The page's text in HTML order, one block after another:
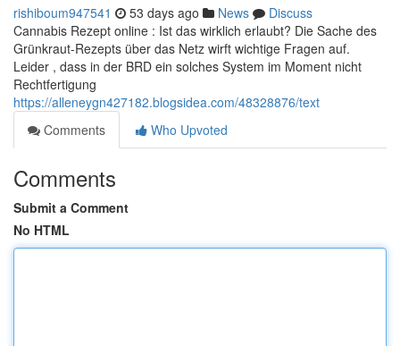
rishiboum947541 53 days ago News
Discuss
Cannabis Rezept online : Ist das wirklich erlaubt? Die Sache des
Grünkraut-Rezepts über das Netz wirft wichtige Fragen auf.
Leider , dass in der BRD ein solches System im Moment nicht
Rechtfertigung
https://alleneygn427182.blogsidea.com/48328876/text
Comments
Who Upvoted
Comments
Submit a Comment
No HTML